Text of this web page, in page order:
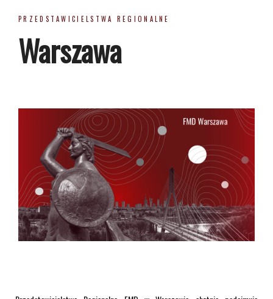
PRZEDSTAWICIELSTWA REGIONALNE
Warszawa